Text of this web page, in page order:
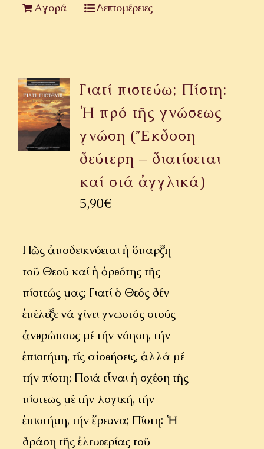
Αγορά Λεπτομέρειες
Γιατί πιστεύω; Πίστη:
Ἡ πρό τῆς γνώσεως
γνώση (Ἔκδοση
δεύτερη – διατίθεται
καί στά ἀγγλικά)
5,90€
Πῶς ἀποδεικνύεται ἡ ὕπαρξη
τοῦ Θεοῦ καί ἡ ὀρθότης τῆς
πίστεώς μας; Γιατί ὁ Θεός δέν
ἐπέλεξε νά γίνει γνωστός στούς
ἀνθρώπους μέ τήν νόηση, τήν
ἐπιστήμη, τίς αἰσθήσεις, ἀλλά μέ
τήν πίστη; Ποιά εἶναι ἡ σχέση τῆς
πίστεως μέ τήν λογική, τήν
ἐπιστήμη, τήν ἔρευνα; Πίστη: Ἡ
δράση τῆς ἐλευθερίας τοῦ